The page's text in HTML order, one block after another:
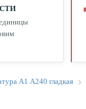
А1 А240 гладкая